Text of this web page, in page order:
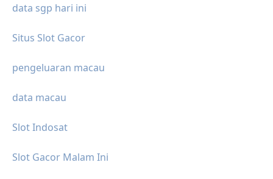
data sgp hari ini
Situs Slot Gacor
pengeluaran macau
data macau
Slot Indosat
Slot Gacor Malam Ini